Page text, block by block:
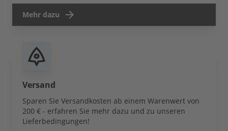
Mehr dazu
Versand
Sparen Sie Versandkosten ab einem Warenwert von
200 € - erfahren Sie mehr dazu und zu unseren
Lieferbedingungen!